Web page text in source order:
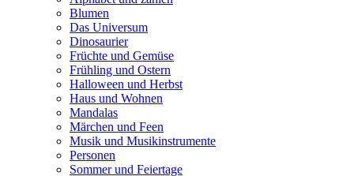
Blumen
Das Universum
Dinosaurier
Früchte und Gemüse
Frühling und Ostern
Halloween und Herbst
Haus und Wohnen
Mandalas
Märchen und Feen
Musik und Musikinstrumente
Personen
Sommer und Feiertage